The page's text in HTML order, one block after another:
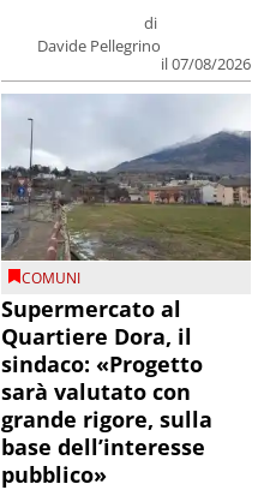
di
Davide Pellegrino
il 07/08/2026
COMUNI
Supermercato al
Quartiere Dora, il
sindaco: «Progetto
sarà valutato con
grande rigore, sulla
base dell’interesse
pubblico»